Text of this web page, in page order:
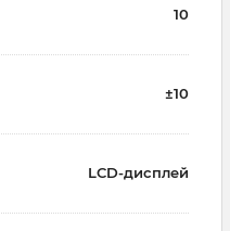
10
±10
LCD-дисплей